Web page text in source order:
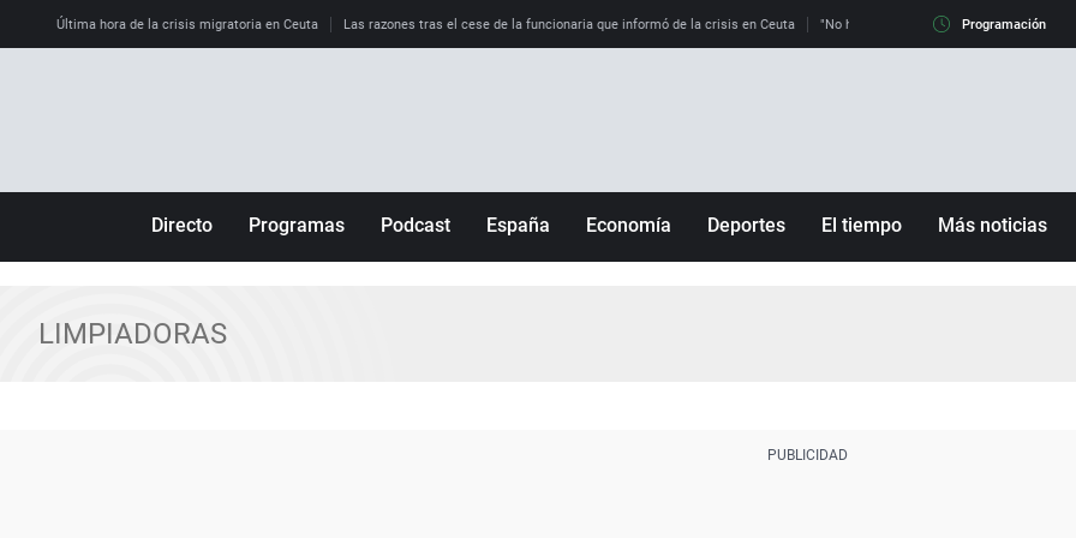
Última hora de la crisis migratoria en Ceuta Las razones tras el cese de la funcionaria que informó de la crisis en Ceuta "No hay mafias, que no nos engañen":
Programación
Directo Programas
Julia en la onda
Podcast España Economía Deportes El tiempo Más noticias
LIMPIADORAS